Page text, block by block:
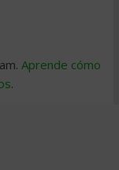
Aprende cómo
.